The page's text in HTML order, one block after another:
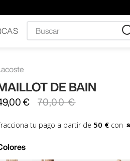
DE BAIN
,00 € 70,00 €
tu pago a partir de 50 €con